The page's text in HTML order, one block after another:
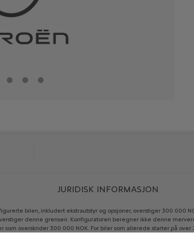
JURIDISK INFORMASJON
bilen, inkludert ekstrautstyr og opsjoner, overstiger 300 000
denne grensen. Konfiguratoren beregner ikke denne
som overskrider 300 000 NOK. For biler som allerede starter på over